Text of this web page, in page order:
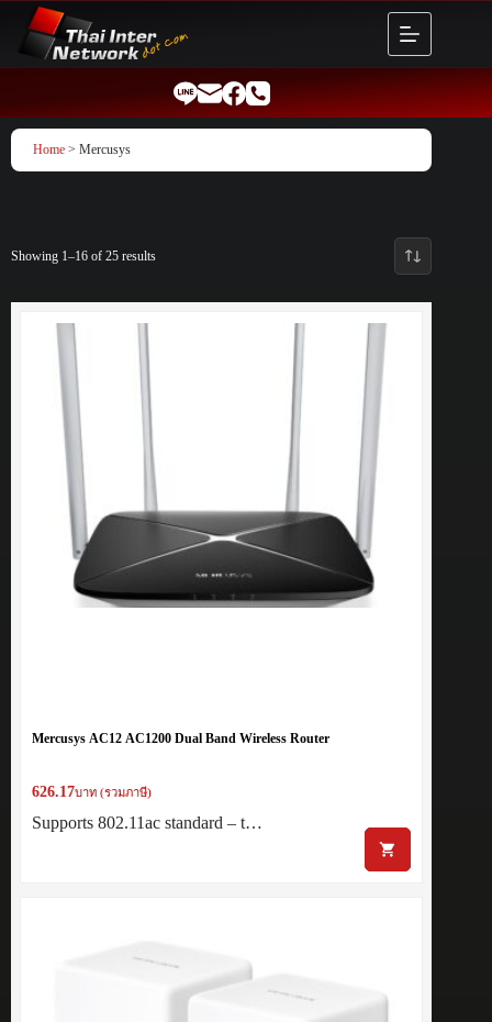
content
Home > Mercusys
Showing 1–16 of 25 results
Mercusys AC12 AC1200 Dual Band Wireless Router
626.17บาท (รวมภาษี)
Supports 802.11ac standard – t…